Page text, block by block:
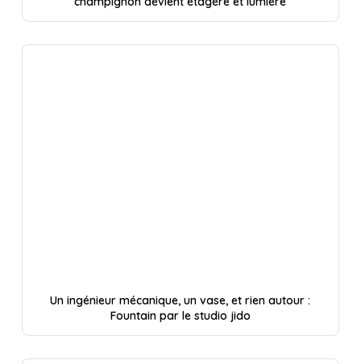
Un ingénieur mécanique, un vase, et rien autour :
Fountain par le studio jido